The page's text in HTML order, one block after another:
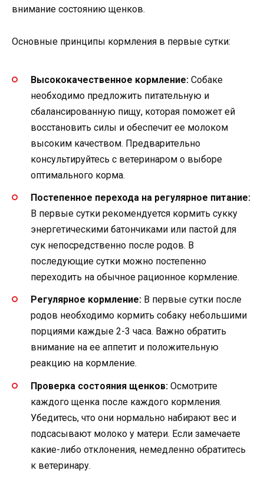
внимание состоянию щенков.
Основные принципы кормления в первые сутки:
Высококачественное кормление: Собаке
необходимо предложить питательную и
сбалансированную пищу, которая поможет ей
восстановить силы и обеспечит ее молоком
высоким качеством. Предварительно
консультируйтесь с ветеринаром о выборе
оптимального корма.
Постепенное перехода на регулярное питание:
В первые сутки рекомендуется кормить сукку
энергетическими батончиками или пастой для
сук непосредственно после родов. В
последующие сутки можно постепенно
переходить на обычное рационное кормление.
Регулярное кормление: В первые сутки после
родов необходимо кормить собаку небольшими
порциями каждые 2-3 часа. Важно обратить
внимание на ее аппетит и положительную
реакцию на кормление.
Проверка состояния щенков: Осмотрите
каждого щенка после каждого кормления.
Убедитесь, что они нормально набирают вес и
подсасывают молоко у матери. Если замечаете
какие-либо отклонения, немедленно обратитесь
к ветеринару.